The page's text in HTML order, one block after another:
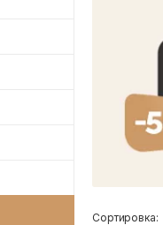
Сортировка: